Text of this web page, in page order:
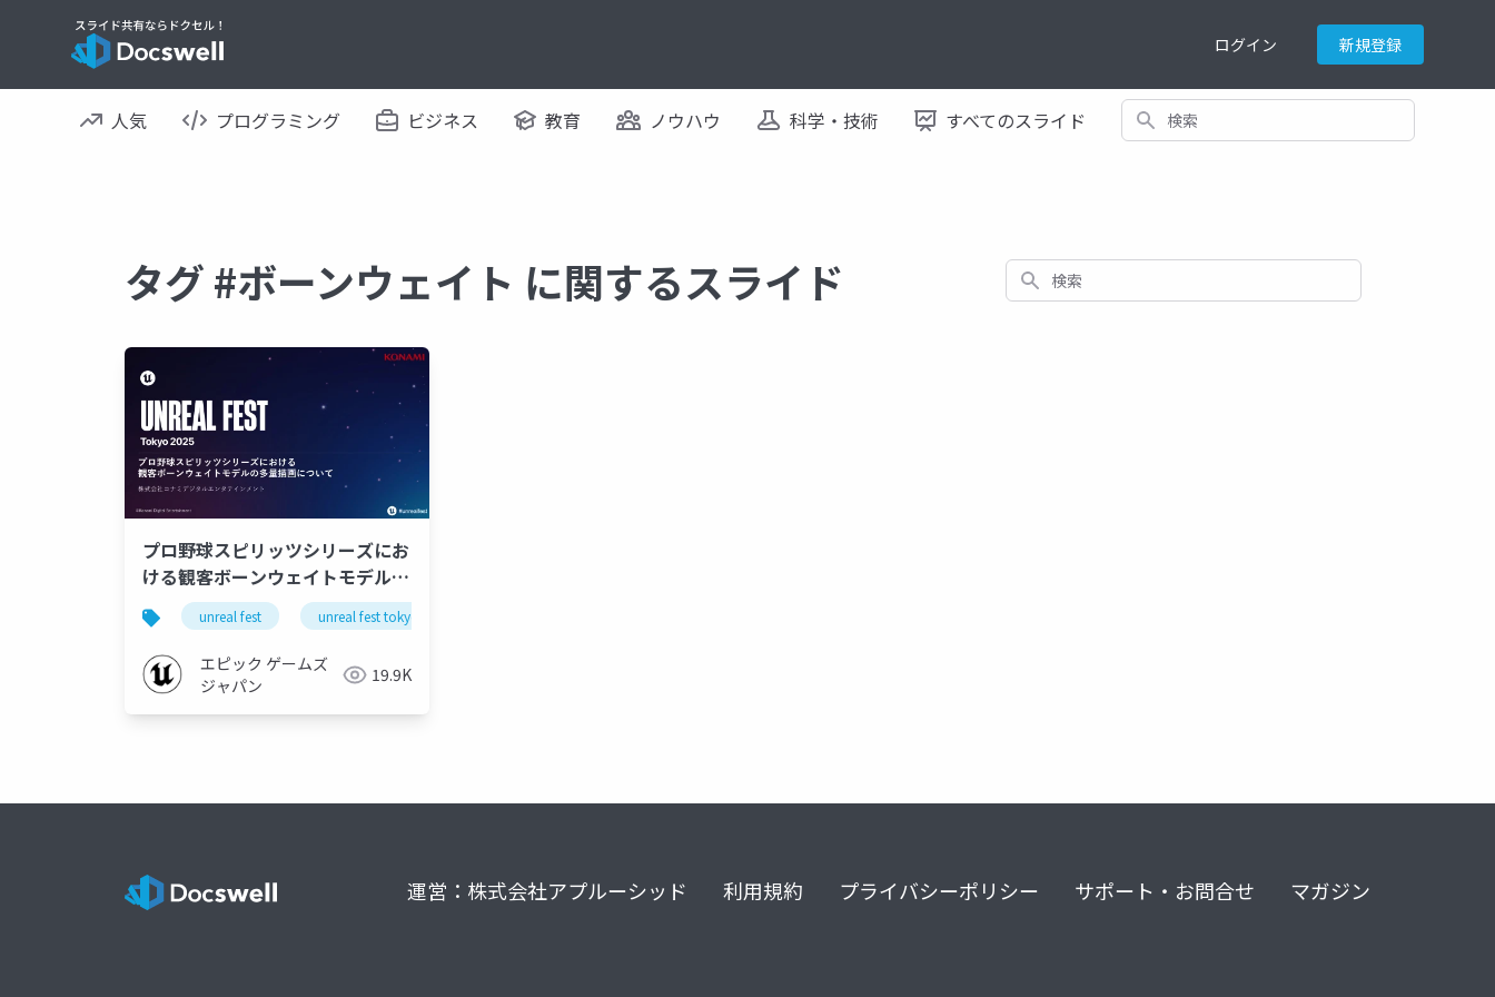
ログイン 新規登録
人気 プログラミング ビジネス 教育 ノウハウ 科学・技術 すべてのスライド 検索
タグ #ボーンウェイト に関するスライド 検索
プロ野球スピリッツシリーズにお
ける観客ボーンウェイトモデルの
多量描画について | Unreal Fest
Tokyo 2025
unreal fest unreal fest tokyo 2025
エピック ゲームズ
ジャパン
19.9K
運営：株式会社アプルーシッド 利用規約 プライバシーポリシー サポート・お問合せ マガジン